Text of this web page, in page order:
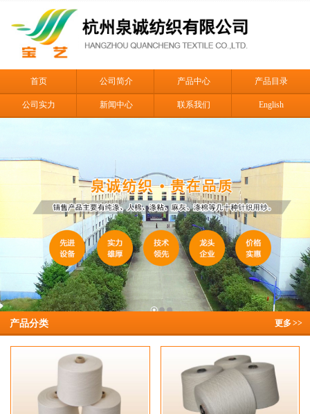
首页 公司简介 产品中心 产品目录
公司实力 新闻中心 联系我们 English
更多>>
产品分类